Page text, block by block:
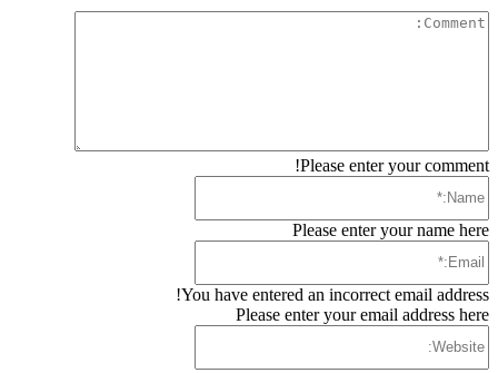
Please enter your comment!
Please enter your name here
You have entered an incorrect email address!
Please enter your email address here